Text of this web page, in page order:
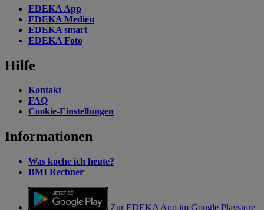
EDEKA App
EDEKA Medien
EDEKA smart
EDEKA Foto
Hilfe
Kontakt
FAQ
Cookie-Einstellungen
Informationen
Was koche ich heute?
BMI Rechner
Zur EDEKA App im Google Playstore